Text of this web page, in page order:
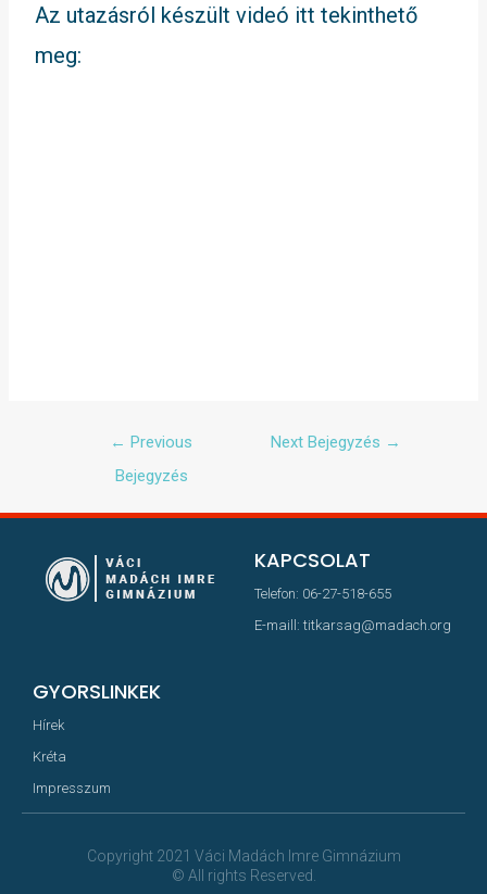
Az utazásról készült videó itt tekinthető
meg:
← Previous
Bejegyzés
Next Bejegyzés →
KAPCSOLAT
Telefon: 06-27-518-655
E-maill: titkarsag@madach.org
GYORSLINKEK
Hírek
Kréta
Impresszum
Copyright 2021 Váci Madách Imre Gimnázium
© All rights Reserved.